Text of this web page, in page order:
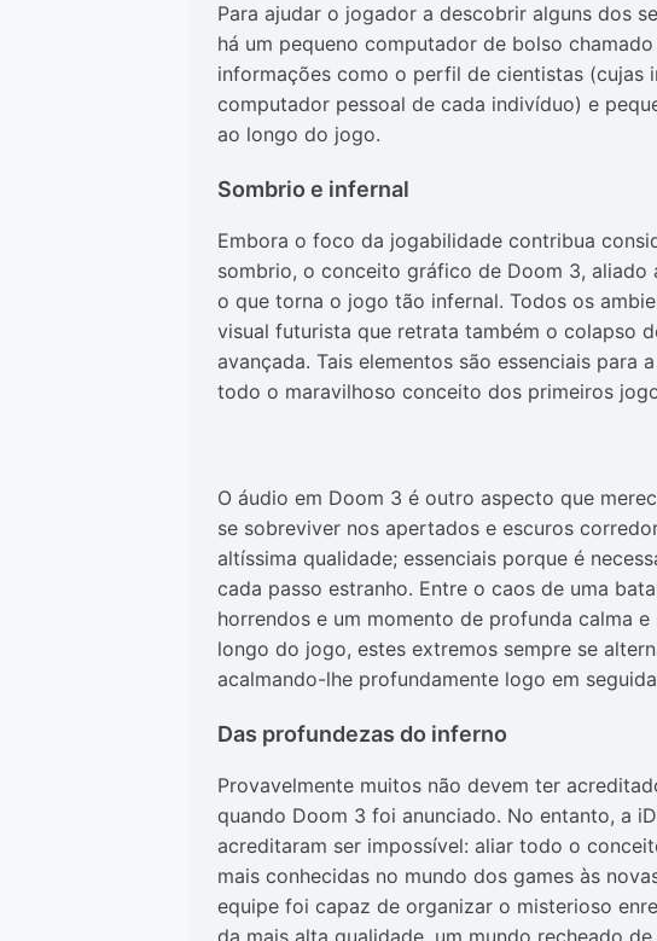
Para ajudar o jogador a descobrir alguns dos
há um pequeno computador de bolso
informações como o perfil de cientistas (cujas
computador pessoal de cada indivíduo) e
ao longo do jogo.
Sombrio e infernal
Embora o foco da jogabilidade contribua
sombrio, o conceito gráfico de Doom 3,
o que torna o jogo tão infernal. Todos os
visual futurista que retrata também o colapso
avançada. Tais elementos são essenciais para
todo o maravilhoso conceito dos primeiros
O áudio em Doom 3 é outro aspecto que
se sobreviver nos apertados e escuros
altíssima qualidade; essenciais porque é
cada passo estranho. Entre o caos de uma
horrendos e um momento de profunda calma
longo do jogo, estes extremos sempre se
acalmando-lhe profundamente logo em
Das profundezas do inferno
Provavelmente muitos não devem ter
quando Doom 3 foi anunciado. No entanto, a
acreditaram ser impossível: aliar todo o
mais conhecidas no mundo dos games às
equipe foi capaz de organizar o misterioso
da mais alta qualidade, um mundo recheado